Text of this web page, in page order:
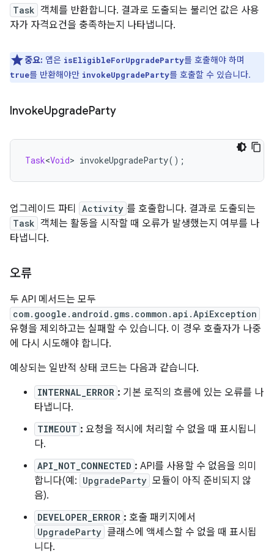
Task 객체를 반환합니다. 결과로 도출되는 불리언 값은 사용
자가 자격요건을 충족하는지 나타냅니다.
중요: 앱은 isEligibleForUpgradeParty를 호출해야 하며
true를 반환해야만 invokeUpgradeParty를 호출할 수 있습니다.
InvokeUpgradeParty
Task<Void> invokeUpgradeParty();
업그레이드 파티 Activity 를 호출합니다. 결과로 도출되는
Task 객체는 활동을 시작할 때 오류가 발생했는지 여부를 나
타냅니다.
오류
두 API 메서드는 모두
com.google.android.gms.common.api.ApiException
유형을 제외하고는 실패할 수 있습니다. 이 경우 호출자가 나중
에 다시 시도해야 합니다.
예상되는 일반적 상태 코드는 다음과 같습니다.
INTERNAL_ERROR : 기본 로직의 흐름에 있는 오류를 나
타냅니다.
TIMEOUT : 요청을 적시에 처리할 수 없을 때 표시됩니
다.
API_NOT_CONNECTED : API를 사용할 수 없음을 의미
합니다(예: UpgradeParty 모듈이 아직 준비되지 않
음).
DEVELOPER_ERROR : 호출 패키지에서
UpgradeParty 클래스에 액세스할 수 없을 때 표시됩
니다.